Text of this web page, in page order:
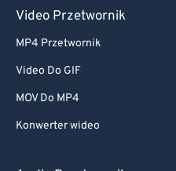
Video Przetwornik
MP4 Przetwornik
Video Do GIF
MOV Do MP4
Konwerter wideo